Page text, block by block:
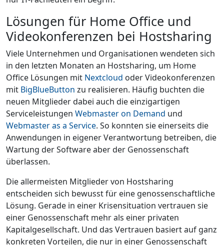
Lösungen für Home Office und
Videokonferenzen bei Hostsharing
Viele Unternehmen und Organisationen wendeten sich
in den letzten Monaten an Hostsharing, um Home
Office Lösungen mit Nextcloud oder Videokonferenzen
mit BigBlueButton zu realisieren. Häufig buchten die
neuen Mitglieder dabei auch die einzigartigen
Serviceleistungen Webmaster on Demand und
Webmaster as a Service. So konnten sie einerseits die
Anwendungen in eigener Verantwortung betreiben, die
Wartung der Software aber der Genossenschaft
überlassen.
Die allermeisten Mitglieder von Hostsharing
entscheiden sich bewusst für eine genossenschaftliche
Lösung. Gerade in einer Krisensituation vertrauen sie
einer Genossenschaft mehr als einer privaten
Kapitalgesellschaft. Und das Vertrauen basiert auf ganz
konkreten Vorteilen, die nur in einer Genossenschaft